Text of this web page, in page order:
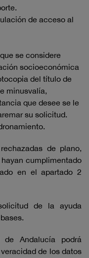
de acceso al
se considere
socioeconómica
del título de
minusvalía,
que desee se le
su solicitud.
de plano,
cumplimentado
en el apartado 2
de la ayuda
de Andalucía podrá
de los datos